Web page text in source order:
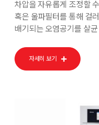
차압을 자유롭게 조정할
혹은 울파필터를 통해 걸
배기되는 오염공기를 살
자세히 보기